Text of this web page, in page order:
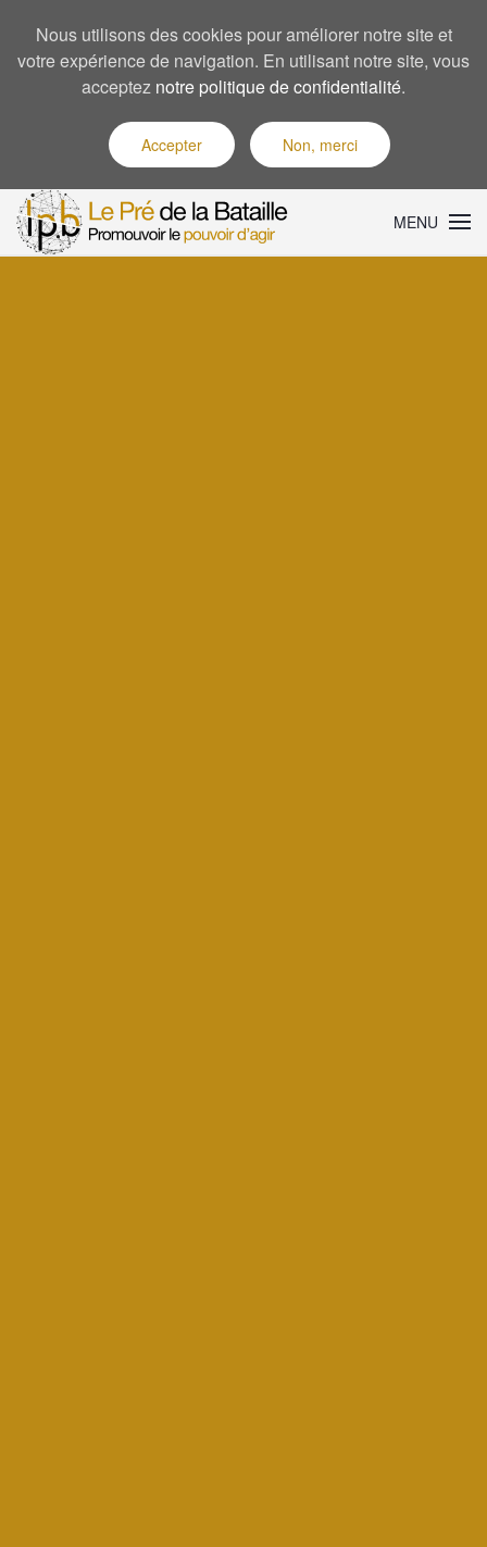
Nous utilisons des cookies pour améliorer notre site et
votre expérience de navigation. En utilisant notre site, vous
acceptez notre politique de confidentialité.
Accepter Non, merci
MENU